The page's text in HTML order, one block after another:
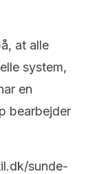
at alle
system,
en
bearbejder
sunde-